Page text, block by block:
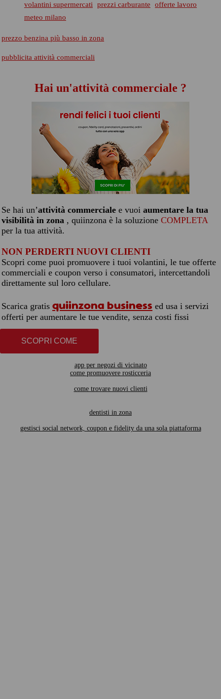
volantini supermercati prezzi carburante
offerte lavoro
meteo milano
prezzo benzina più basso in zona
pubblicita attività commerciali
Hai un'attività commerciale ?
Se hai un’attività commerciale e vuoi aumentare la tua
visibilità in zona , quiinzona è la soluzione COMPLETA
per la tua attività.
NON PERDERTI NUOVI CLIENTI
Scopri come puoi promuovere i tuoi volantini, le tue offerte
commerciali e coupon verso i consumatori, intercettandoli
direttamente sul loro cellulare.
Scarica gratis quiinzona business ed usa i servizi
offerti per aumentare le tue vendite, senza costi fissi
SCOPRI COME
app per negozi di vicinato
come promuovere rosticceria
come trovare nuovi clienti
dentisti in zona
gestisci social network, coupon e fidelity da una sola piattaforma